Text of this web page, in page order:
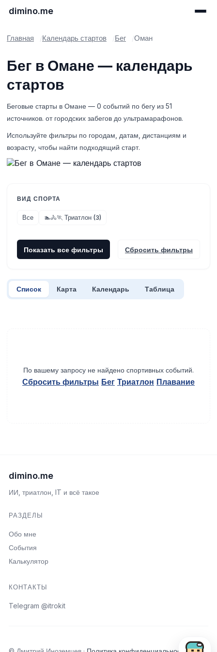
dimino.me
Главная Календарь стартов Бег Оман
Бег в Омане — календарь
стартов
Беговые старты в Омане — 0 событий по бегу из 51
источников. от городских забегов до ультрамарафонов.
Используйте фильтры по городам, датам, дистанциям и
возрасту, чтобы найти подходящий старт.
ВИД СПОРТА
Все 🏊🚴🏃 Триатлон (3)
Показать все фильтры Сбросить фильтры
Список Карта Календарь Таблица
По вашему запросу не найдено спортивных событий.
Сбросить фильтры Бег Триатлон Плавание
dimino.me
ИИ, триатлон, IT и всё такое
РАЗДЕЛЫ
Обо мне
События
Калькулятор
КОНТАКТЫ
Telegram @itrokit
Открыть